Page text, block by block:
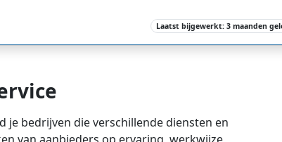
Laatst bijgewerkt: 3 maanden
je bedrijven die verschillende diensten en